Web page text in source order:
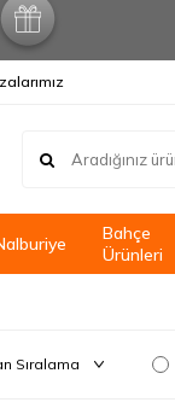
Bahçe
Ürünleri